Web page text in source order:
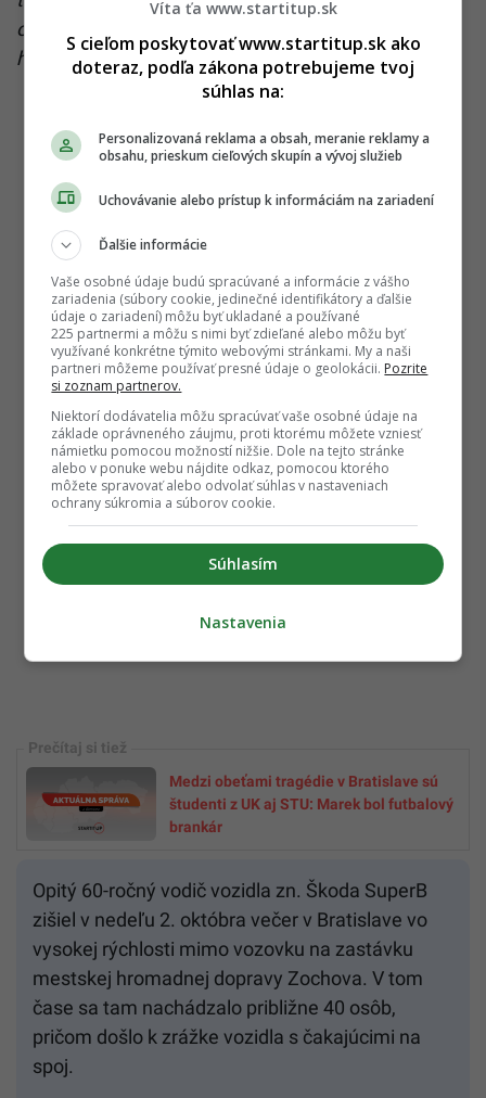
obvineného D. D. na štvrtok 06. 10. 2022 o 16.00
hod,“
informoval.
Medzi obeťami tragédie v Bratislave sú
študenti z UK aj STU: Marek bol futbalový
brankár
Opitý 60-ročný vodič vozidla zn. Škoda SuperB
zišiel v nedeľu 2. októbra večer v Bratislave vo
vysokej rýchlosti mimo vozovku na zastávku
mestskej hromadnej dopravy Zochova. V tom
čase sa tam nachádzalo približne 40 osôb,
pričom došlo k zrážke vozidla s čakajúcimi na
spoj.
Víta ťa www.startitup.sk
S cieľom poskytovať www.startitup.sk ako
doteraz, podľa zákona potrebujeme tvoj
súhlas na:
Personalizovaná reklama a obsah, meranie reklamy a
obsahu, prieskum cieľových skupín a vývoj služieb
Uchovávanie alebo prístup k informáciám na zariadení
Ďalšie informácie
Vaše osobné údaje budú spracúvané a informácie z vášho
zariadenia (súbory cookie, jedinečné identifikátory a ďalšie
údaje o zariadení) môžu byť ukladané a používané
225 partnermi a môžu s nimi byť zdieľané alebo môžu byť
využívané konkrétne týmito webovými stránkami. My a naši
partneri môžeme používať presné údaje o geolokácii. Pozrite
si zoznam partnerov.
Niektorí dodávatelia môžu spracúvať vaše osobné údaje na
základe oprávneného záujmu, proti ktorému môžete vzniesť
námietku pomocou možností nižšie. Dole na tejto stránke
alebo v ponuke webu nájdite odkaz, pomocou ktorého
môžete spravovať alebo odvolať súhlas v nastaveniach
ochrany súkromia a súborov cookie.
Súhlasím
Nastavenia